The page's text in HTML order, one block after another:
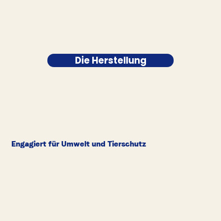
Die Herstellung
Engagiert für Umwelt und Tierschutz